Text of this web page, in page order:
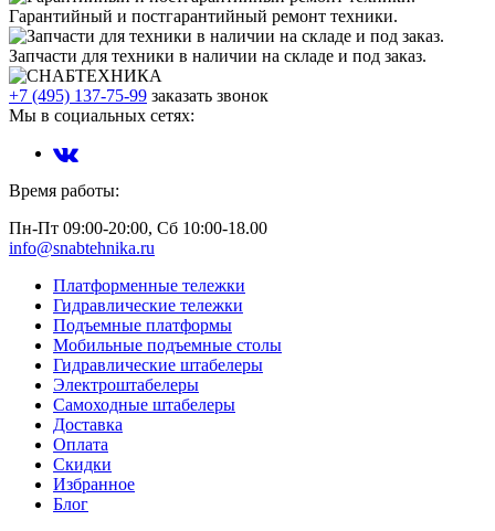
Гарантийный и постгарантийный ремонт техники.
Запчасти для техники в наличии на складе и под заказ.
+7 (495) 137-75-99 заказать звонок
Мы в социальных сетях:
Время работы:
Пн-Пт 09:00-20:00, Сб 10:00-18.00
info@snabtehnika.ru
Платформенные тележки
Гидравлические тележки
Подъемные платформы
Мобильные подъемные столы
Гидравлические штабелеры
Электроштабелеры
Самоходные штабелеры
Доставка
Оплата
Скидки
Избранное
Блог